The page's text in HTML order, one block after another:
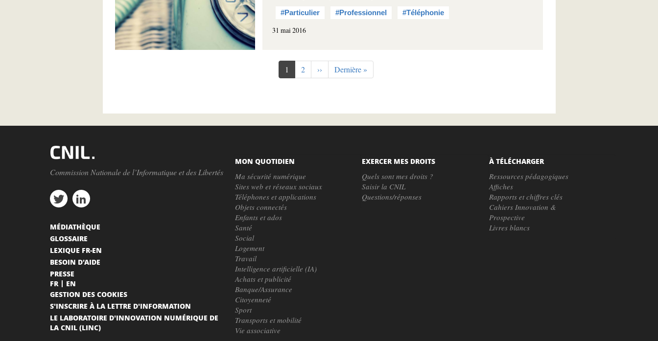
#Particulier #Professionnel #Téléphonie
31 mai 2016
Page
courante
1 Page
2
Page
suivante
››
Dernière
page
Dernière »
Commission Nationale de l’Informatique et des Libertés
MON QUOTIDIEN
Ma sécurité numérique
Sites web et réseaux sociaux
Téléphones et applications
Objets connectés
Enfants et ados
Santé
Social
Logement
Travail
Intelligence artificielle (IA)
Achats et publicité
Banque/Assurance
Citoyenneté
Sport
Transports et mobilité
Vie associative
EXERCER MES DROITS
Quels sont mes droits ?
Saisir la CNIL
Questions/réponses
À TÉLÉCHARGER
Ressources pédagogiques
Affiches
Rapports et chiffres clés
Cahiers Innovation &
Prospective
Livres blancs
MÉDIATHÈQUE
GLOSSAIRE
LEXIQUE FR-EN
BESOIN D'AIDE
PRESSE
FR
EN
GESTION DES COOKIES
S'INSCRIRE À LA LETTRE D'INFORMATION
LE LABORATOIRE D'INNOVATION NUMÉRIQUE DE
LA CNIL (LINC)